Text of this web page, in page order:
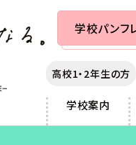
学校パンフ
高校1・2年生の方
学校案内